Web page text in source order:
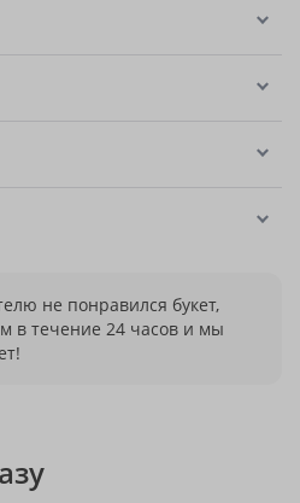
не понравился букет,
в течение 24 часов и мы